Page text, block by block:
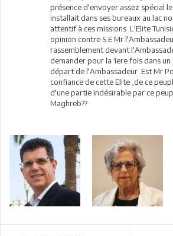
présence d'envoyer assez spécial
installait dans ses bureaux au lac
attentif à ces missions .L'Elite
opinion contre S.E Mr
rassemblement devant
demander pour la 1ere fois dans
départ de l'Ambassadeur .Est Mr
confiance de cette Elite ,de ce
d'une partie indésirable par ce
Maghreb??